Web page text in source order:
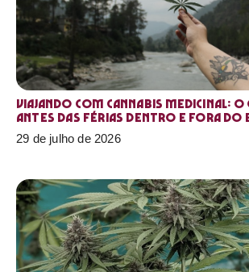
Viajando com cannabis medicinal:
antes das férias dentro e fora do
29 de julho de 2026